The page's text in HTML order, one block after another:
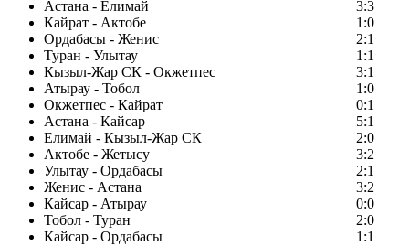
Астана - Елимай
3:3
Кайрат - Актобе
1:0
Ордабасы - Женис
2:1
Туран - Улытау
1:1
Кызыл-Жар СК - Окжетпес
3:1
Атырау - Тобол
1:0
Окжетпес - Кайрат
0:1
Астана - Кайсар
5:1
Елимай - Кызыл-Жар СК
2:0
Актобе - Жетысу
3:2
Улытау - Ордабасы
2:1
Женис - Астана
3:2
Кайсар - Атырау
0:0
Тобол - Туран
2:0
Кайсар - Ордабасы
1:1